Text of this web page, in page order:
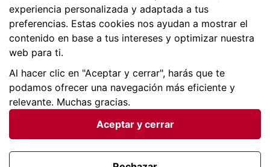
Condiciones generales |Privacidad de datos | Política
experiencia personalizada y adaptada a tus
preferencias. Estas cookies nos ayudan a mostrar el
contenido en base a tus intereses y optimizar nuestra
web para ti.
Al hacer clic en "Aceptar y cerrar", harás que te
podamos ofrecer una navegación más eficiente y
relevante. Muchas gracias.
Aceptar y cerrar